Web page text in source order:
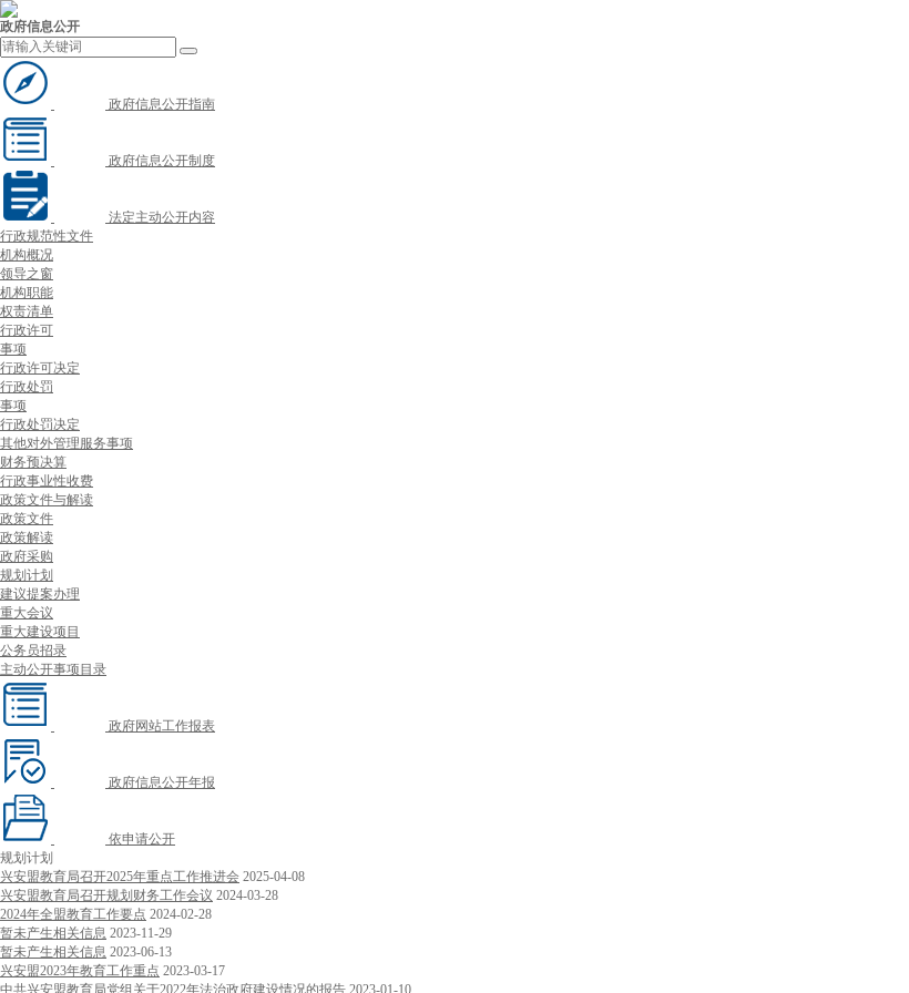
政府信息公开
政府信息公开指南
政府信息公开制度
法定主动公开内容
行政规范性文件
机构概况
领导之窗
机构职能
权责清单
行政许可
事项
行政许可决定
行政处罚
事项
行政处罚决定
其他对外管理服务事项
财务预决算
行政事业性收费
政策文件与解读
政策文件
政策解读
政府采购
规划计划
建议提案办理
重大会议
重大建设项目
公务员招录
主动公开事项目录
政府网站工作报表
政府信息公开年报
依申请公开
规划计划
兴安盟教育局召开2025年重点工作推进会 2025-04-08
兴安盟教育局召开规划财务工作会议 2024-03-28
2024年全盟教育工作要点 2024-02-28
暂未产生相关信息 2023-11-29
暂未产生相关信息 2023-06-13
兴安盟2023年教育工作重点 2023-03-17
中共兴安盟教育局党组关于2022年法治政府建设情况的报告 2023-01-10